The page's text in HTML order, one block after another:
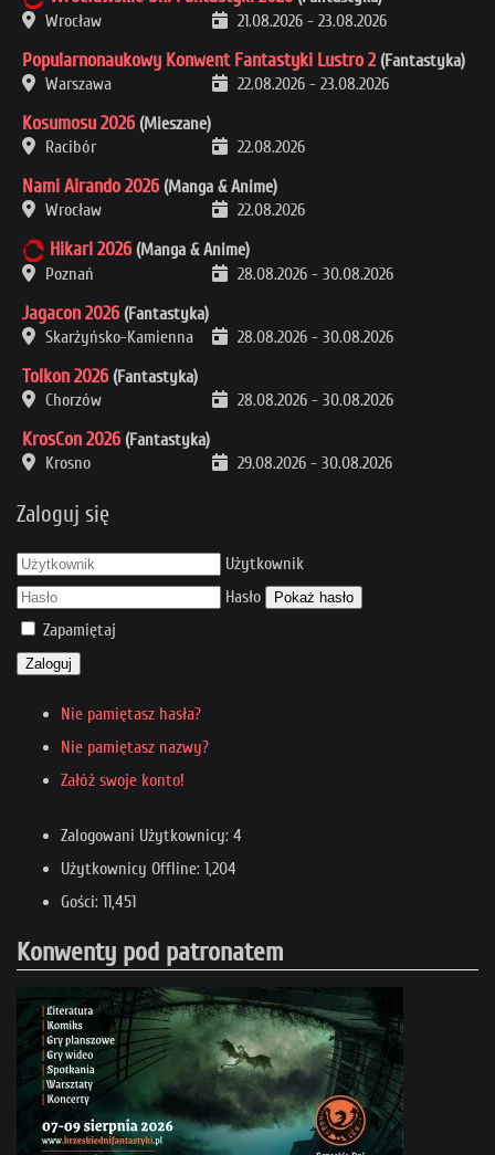
Wrocław
21.08.2026 - 23.08.2026
Popularnonaukowy Konwent Fantastyki Lustro 2 (Fantastyka)
Warszawa
22.08.2026 - 23.08.2026
Kosumosu 2026 (Mieszane)
Racibór
22.08.2026
Nami Airando 2026 (Manga & Anime)
Wrocław
22.08.2026
Hikari 2026 (Manga & Anime)
Poznań
28.08.2026 - 30.08.2026
Jagacon 2026 (Fantastyka)
Skarżyńsko-Kamienna
28.08.2026 - 30.08.2026
Tolkon 2026 (Fantastyka)
Chorzów
28.08.2026 - 30.08.2026
KrosCon 2026 (Fantastyka)
Krosno
29.08.2026 - 30.08.2026
Zaloguj się
Użytkownik
Hasło
Pokaż hasło
Zapamiętaj
Zaloguj
Nie pamiętasz hasła?
Nie pamiętasz nazwy?
Załóż swoje konto!
Zalogowani Użytkownicy: 4
Użytkownicy Offline: 1,204
Gości: 11,451
Konwenty pod patronatem